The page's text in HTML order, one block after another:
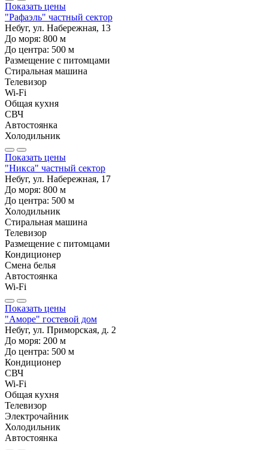
Показать цены
"Рафаэль" частный сектор
Небуг, ул. Набережная, 13
До моря: 800 м
До центра: 500 м
Размещение с питомцами
Стиральная машина
Телевизор
Wi-Fi
Общая кухня
СВЧ
Автостоянка
Холодильник
Показать цены
"Никса" частный сектор
Небуг, ул. Набережная, 17
До моря: 800 м
До центра: 500 м
Холодильник
Стиральная машина
Телевизор
Размещение с питомцами
Кондиционер
Смена белья
Автостоянка
Wi-Fi
Показать цены
"Аморе" гостевой дом
Небуг, ул. Приморская, д. 2
До моря: 200 м
До центра: 500 м
Кондиционер
СВЧ
Wi-Fi
Общая кухня
Телевизор
Электрочайник
Холодильник
Автостоянка